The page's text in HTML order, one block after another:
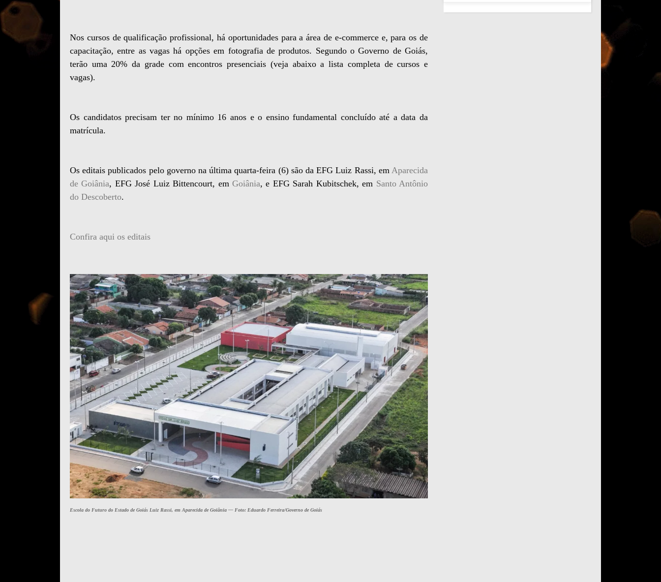
Nos cursos de qualificação profissional, há oportunidades para a área de e-commerce e, para os de
capacitação, entre as vagas há opções em fotografia de produtos. Segundo o Governo de Goiás,
terão uma 20% da grade com encontros presenciais (veja abaixo a lista completa de cursos e
vagas).
Os candidatos precisam ter no mínimo 16 anos e o ensino fundamental concluído até a data da
matrícula.
Os editais publicados pelo governo na última quarta-feira (6) são da EFG Luiz Rassi, em Aparecida
de Goiânia, EFG José Luiz Bittencourt, emGoiânia, e EFG Sarah Kubitschek, em Santo Antônio
do Descoberto.
Confira aqui os editais
Escola do Futuro do Estado de Goiás Luiz Rassi, em Aparecida de Goiânia — Foto: Eduardo Ferreira/Governo de Goiás